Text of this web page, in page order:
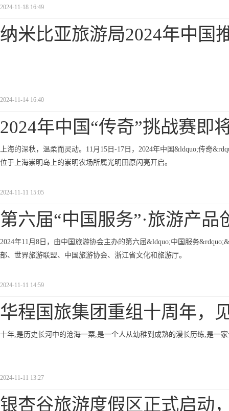
2024-11-18 16:49
纳米比亚旅游局2024年中国
2024-11-14 16:40
2024年中国“传奇”挑战赛即
上海的深秋，温柔而灵动。11月15日-17日，2024年中国&ldquo;传奇
位于上海崇明岛上的崇明农场所属光明田原闪亮开启。
2024-11-11 15:05
第六届“中国服务”·旅游产品
2024年11月8日，由中国旅游协会主办的第六届&ldquo;中国服务
部、世界旅游联盟、中国旅游协会、浙江省文化和旅游厅。
2024-11-11 14:59
华程国旅集团重组十周年，
十年,是历史长河中的沧海一粟,是一个人从幼稚到成熟的漫长历练,是一
2024-11-11 13:27
银杏谷旅游度假区正式启动